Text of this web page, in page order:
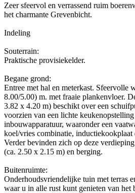
Zeer sfeervol en verrassend ruim
het charmante Grevenbicht.
Indeling
Souterrain:
Praktische provisiekelder.
Begane grond:
Entree met hal en meterkast. Sfeervolle
8.00/5.00) m. met fraaie plankenvloer.
3.82 x 4.20 m) beschikt over een
voorzien van een lichte
inbouwapparatuur, waaronder een
koel/vries combinatie, inductiekookplaat
Verder bevinden zich op deze
(ca. 2.50 x 2.15 m) en berging.
Buitenruimte:
Onderhoudsvriendelijke tuin met terras
waar u in alle rust kunt genieten van het